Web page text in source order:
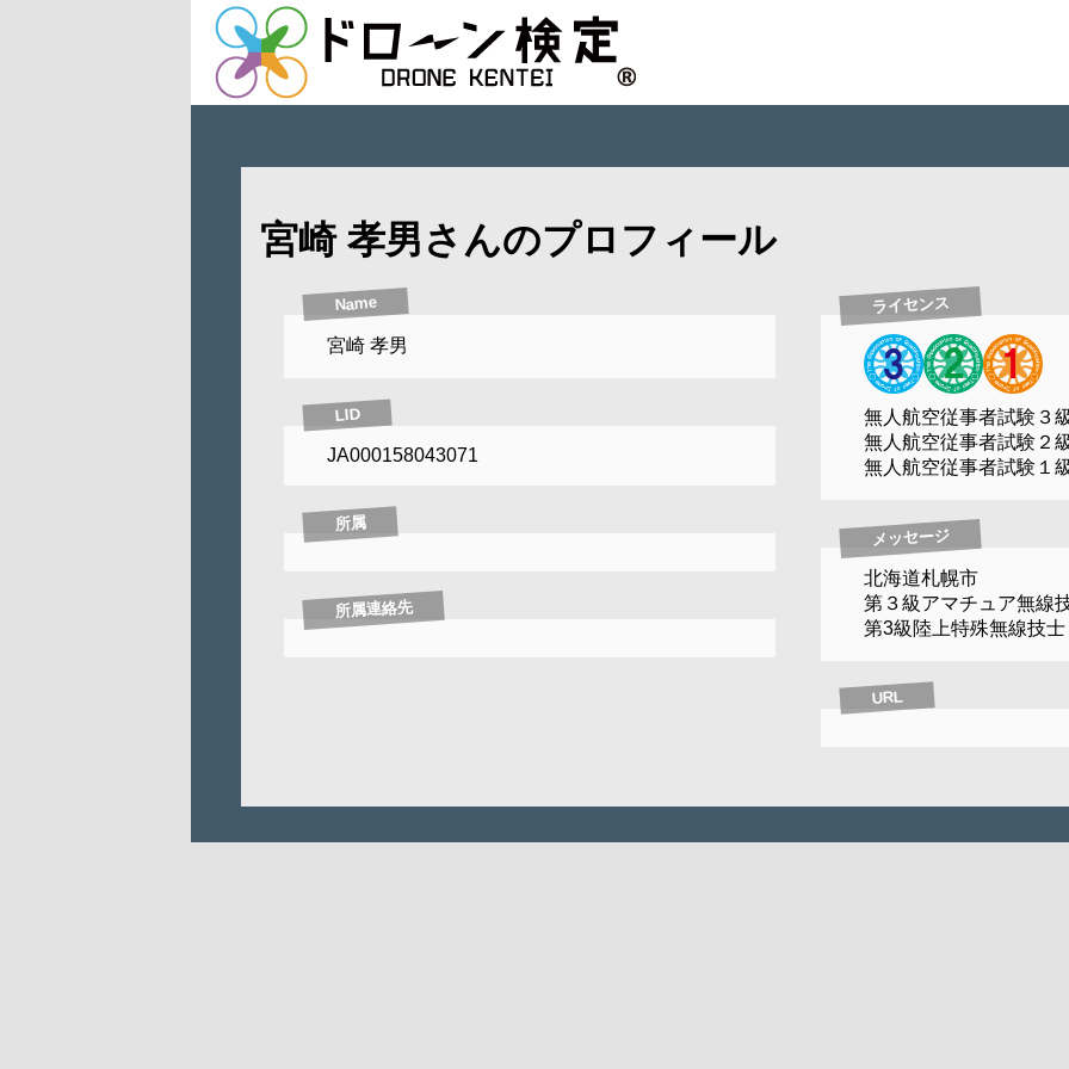
宮崎 孝男さんのプロフィール
Name
宮崎 孝男
LID
JA000158043071
所属
所属連絡先
ライセンス
無人航空従事者試験３
無人航空従事者試験２
無人航空従事者試験１
メッセージ
北海道札幌市
第３級アマチュア無線
第3級陸上特殊無線技士
URL